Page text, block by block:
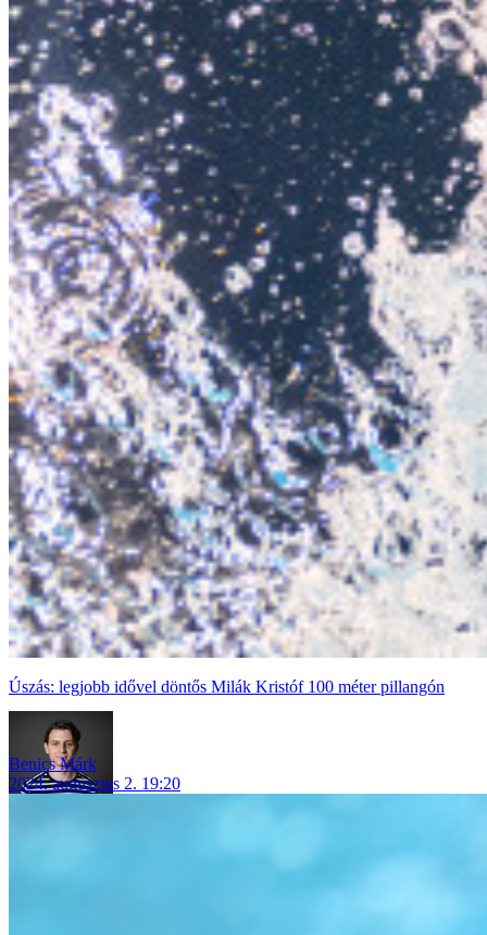
Úszás: legjobb idővel döntős Milák Kristóf 100 méter pillangón
Benics Márk
2024. augusztus 2. 19:20